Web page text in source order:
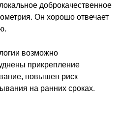
доброкачественное
Он хорошо отвечает
возможно
прикрепление
повышен риск
на ранних сроках.